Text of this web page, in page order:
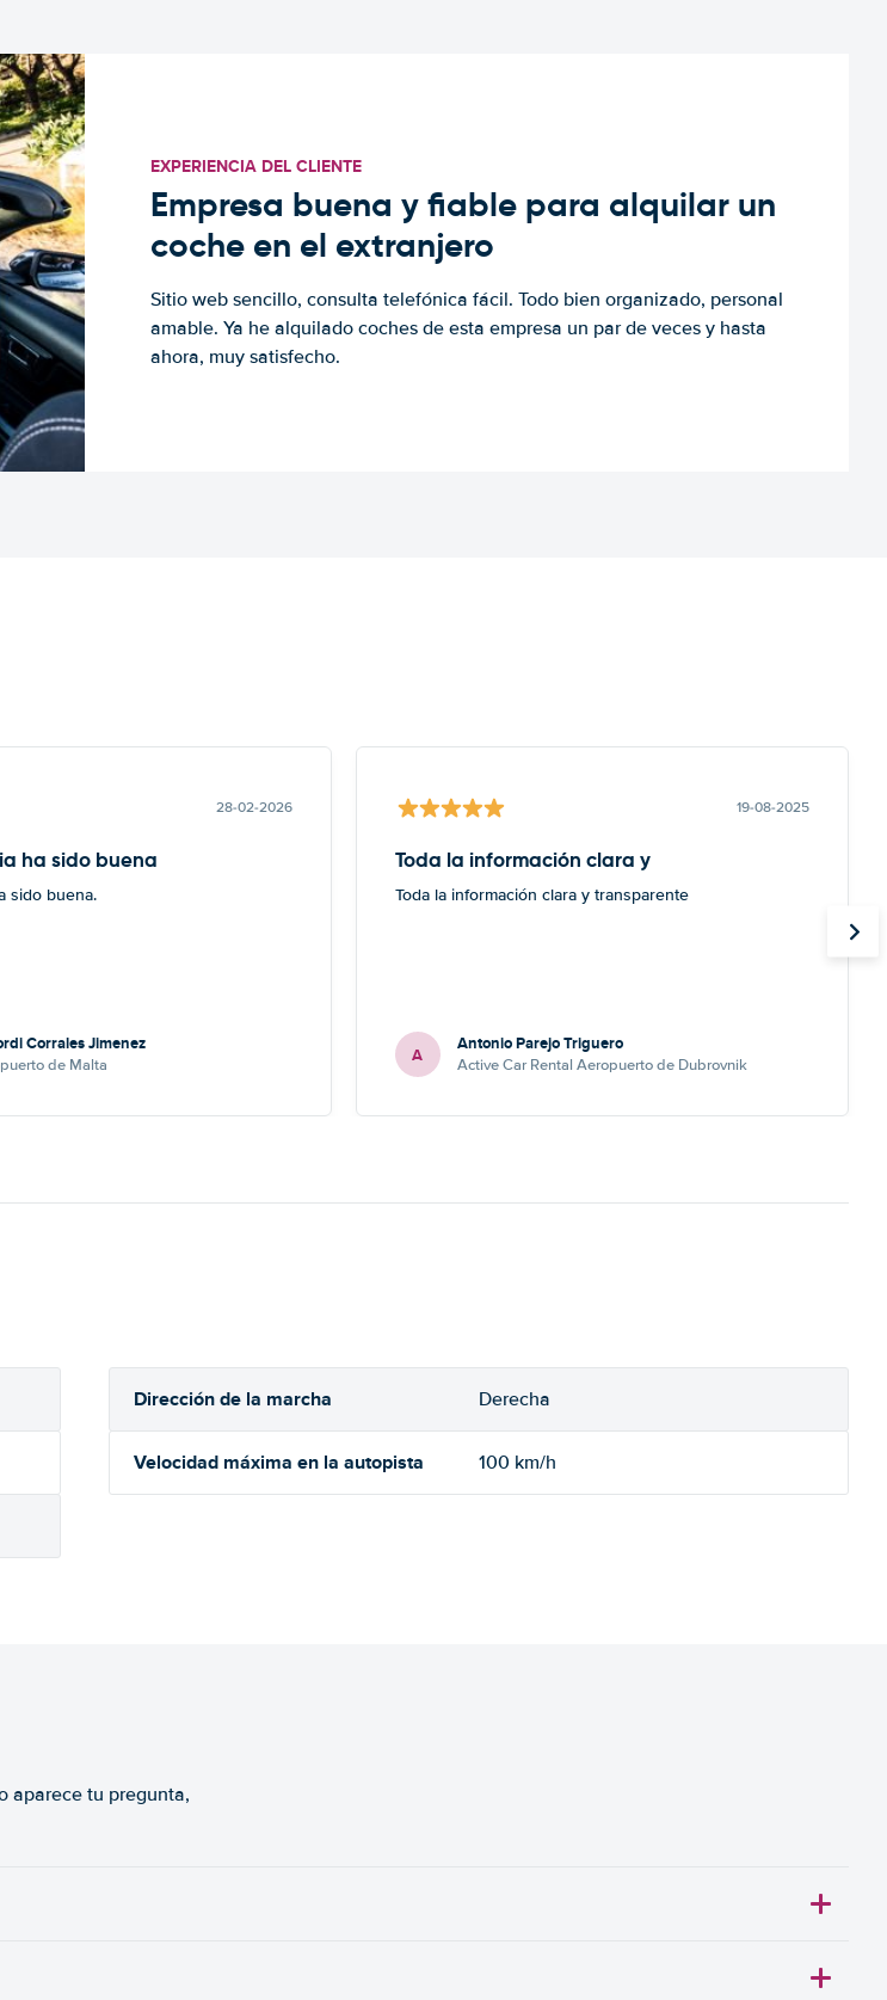
EXPERIENCIA DEL CLIENTE
Empresa buena y fiable para alquilar un
coche en el extranjero
Sitio web sencillo, consulta telefónica fácil. Todo bien organizado, personal
amable. Ya he alquilado coches de esta empresa un par de veces y hasta
ahora, muy satisfecho.
28-02-2026
ha sido buena
sido buena.
Corrales Jimenez
de Malta
19-08-2025
Toda la información clara y
Toda la información clara y transparente
A Antonio Parejo Triguero
Active Car Rental Aeropuerto de Dubrovnik
Dirección de la marcha Derecha
Velocidad máxima en la autopista 100 km/h
aparece tu pregunta,